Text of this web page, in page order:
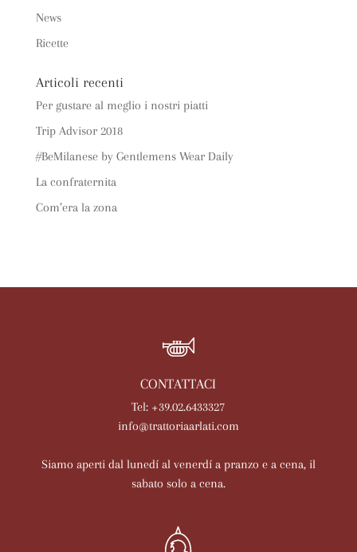
News
Ricette
Articoli recenti
Per gustare al meglio i nostri piatti
Trip Advisor 2018
#BeMilanese by Gentlemens Wear Daily
La confraternita
Com’era la zona
CONTATTACI
Tel: +39.02.6433327
info@trattoriaarlati.com
Siamo aperti dal lunedí al venerdí a pranzo e a cena, il
sabato solo a cena.